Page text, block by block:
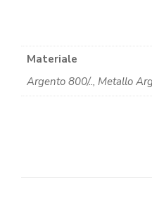
Materiale
Argento 800/.., Metallo